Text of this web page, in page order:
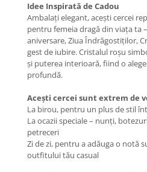
Brățări de picior din Aur
Brățări de picior din Argint
COLIERE
Coliere cu mărgele colorate și
Argint
Coliere cu pietre semiprețioase
Idee Inspirată de Cadou
Ambalați elegant, acești cercei
pentru femeia dragă din viața ta
aniversare, Ziua Îndrăgostiților,
gest de iubire. Cristalul roșu
și puterea interioară, fiind o
profundă.
Acești cercei sunt extrem de
La birou, pentru un plus de stil
La ocazii speciale – nunți,
petreceri
Zi de zi, pentru a adăuga o notă
outfitului tău casual